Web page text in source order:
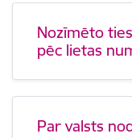
Nozīmēto
pēc lietas
Par valsts